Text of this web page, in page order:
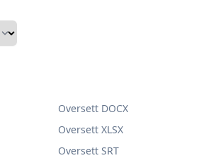
Oversett DOCX
Oversett XLSX
Oversett SRT